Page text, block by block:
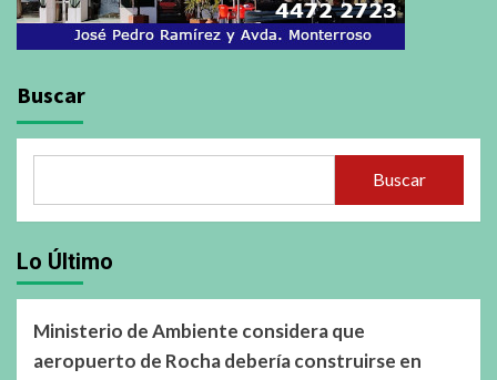
Buscar
Buscar
Lo Último
Ministerio de Ambiente considera que
aeropuerto de Rocha debería construirse en